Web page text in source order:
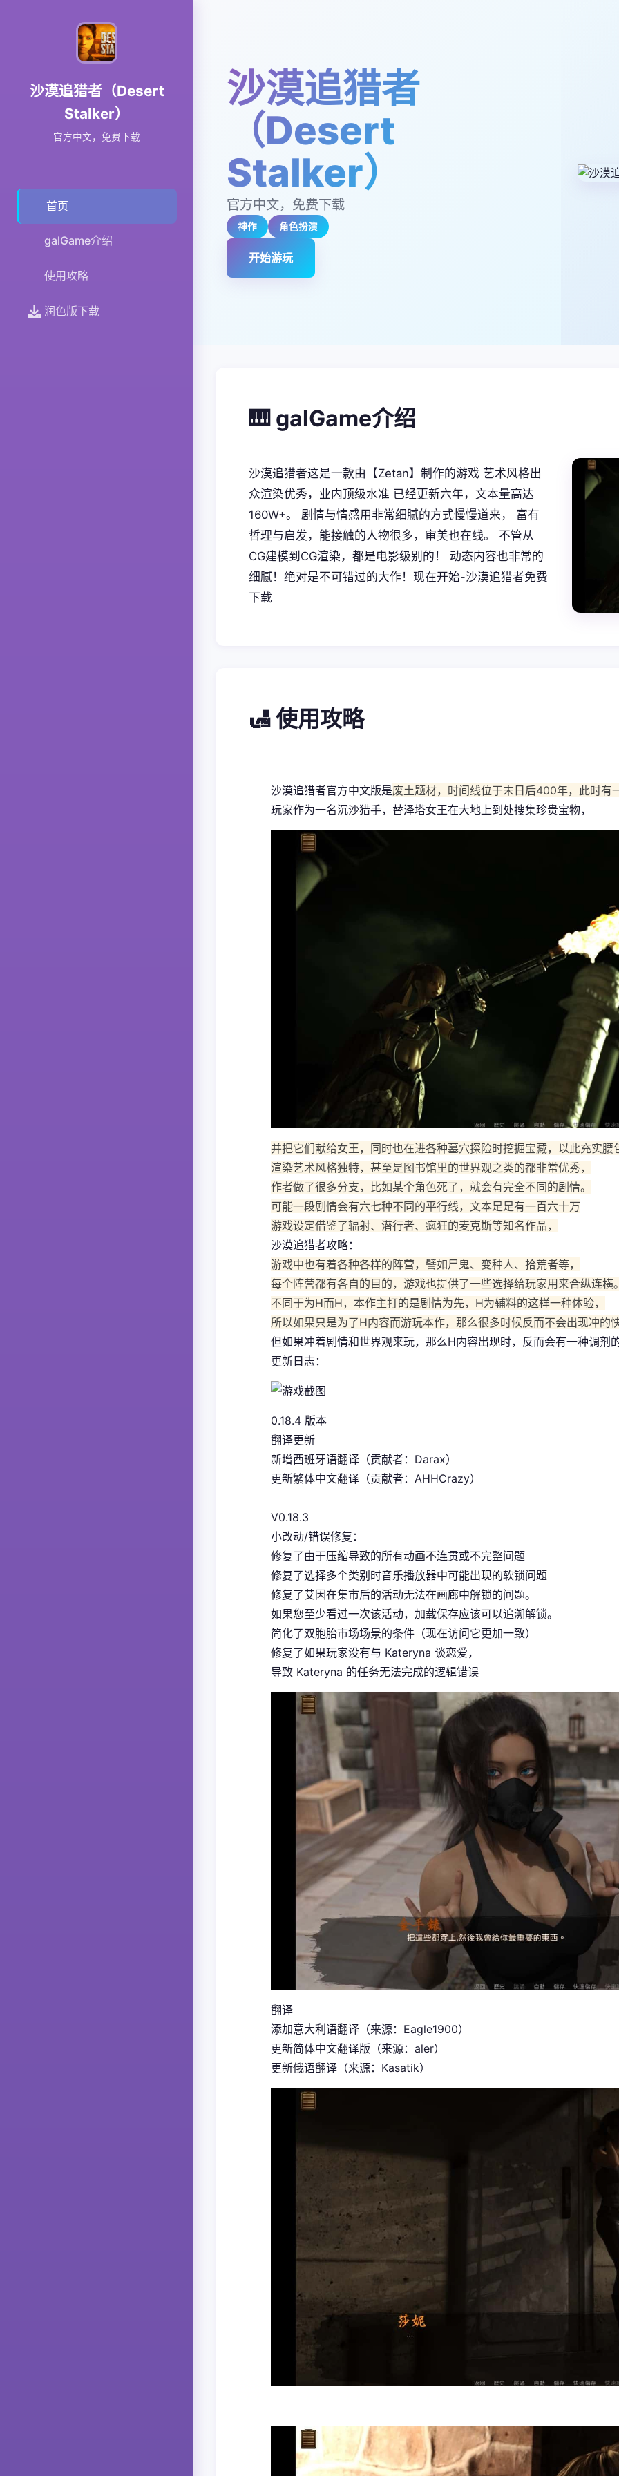
沙漠追猎者（Desert
Stalker）
官方中文，免费下载
首页
galGame介绍
使用攻略
润色版下载
沙漠追猎者
（Desert
Stalker）
官方中文，免费下载
神作 角色扮演
开始游玩
🎹 galGame介绍
沙漠追猎者这是一款由【Zetan】制作的游戏 艺术风格出
众渲染优秀，业内顶级水准 已经更新六年，文本量高达
160W+。 剧情与情感用非常细腻的方式慢慢道来， 富有
哲理与启发，能接触的人物很多，审美也在线。 不管从
CG建模到CG渲染，都是电影级别的！ 动态内容也非常的
细腻！绝对是不可错过的大作！现在开始-沙漠追猎者免费
下载
🛃 使用攻略
沙漠追猎者官方中文版是废土题材，时间线位于末日后400年，此时有
玩家作为一名沉沙猎手，替泽塔女王在大地上到处搜集珍贵宝物，
并把它们献给女王，同时也在进各种墓穴探险时挖掘宝藏，以此充实腰
渲染艺术风格独特，甚至是图书馆里的世界观之类的都非常优秀，
作者做了很多分支，比如某个角色死了，就会有完全不同的剧情。
可能一段剧情会有六七种不同的平行线，文本足足有一百六十万
游戏设定借鉴了辐射、潜行者、疯狂的麦克斯等知名作品，
沙漠追猎者攻略：
游戏中也有着各种各样的阵营，譬如尸鬼、变种人、拾荒者等，
每个阵营都有各自的目的，游戏也提供了一些选择给玩家用来合纵连横
不同于为H而H，本作主打的是剧情为先，H为辅料的这样一种体验，
所以如果只是为了H内容而游玩本作，那么很多时候反而不会出现冲的
但如果冲着剧情和世界观来玩，那么H内容出现时，反而会有一种调剂
更新日志：
0.18.4 版本
翻译更新
新增西班牙语翻译（贡献者：Darax）
更新繁体中文翻译（贡献者：AHHCrazy）
V0.18.3
小改动/错误修复：
修复了由于压缩导致的所有动画不连贯或不完整问题
修复了选择多个类别时音乐播放器中可能出现的软锁问题
修复了艾因在集市后的活动无法在画廊中解锁的问题。
如果您至少看过一次该活动，加载保存应该可以追溯解锁。
简化了双胞胎市场场景的条件（现在访问它更加一致）
修复了如果玩家没有与 Kateryna 谈恋爱，
导致 Kateryna 的任务无法完成的逻辑错误
翻译
添加意大利语翻译（来源：Eagle1900）
更新简体中文翻译版（来源：aler）
更新俄语翻译（来源：Kasatik）